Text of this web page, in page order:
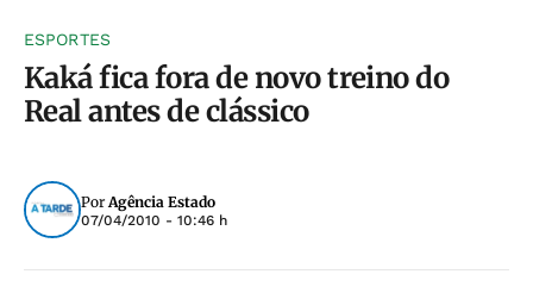
ESPORTES
Kaká fica fora de novo treino do
Real antes de clássico
PorAgência Estado
07/04/2010 - 10:46 h